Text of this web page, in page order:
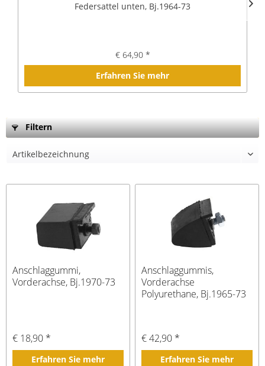
Federsattel unten, Bj.1964-73
€ 64,90 *
Erfahren Sie mehr
Filtern
Anschlaggummi,
Vorderachse, Bj.1970-73
€ 18,90 *
Erfahren Sie mehr
Anschlaggummis,
Vorderachse
Polyurethane, Bj.1965-73
€ 42,90 *
Erfahren Sie mehr